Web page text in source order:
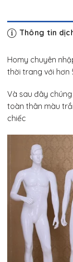
Thông tin
Homy chuyên
thời trang với hơn
Và sau đây
toàn thân màu
chiếc